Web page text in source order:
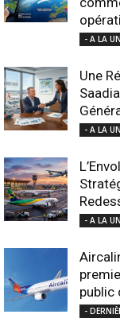
- A LA
Une
- A LA
- A LA
public
-